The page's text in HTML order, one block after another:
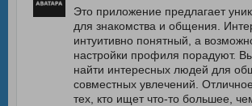
Это приложение предлагает
для знакомства и общения.
интуитивно понятный, а
настройки профиля порадуют.
найти интересных людей для
совместных увлечений.
тех, кто ищет что-то большее,